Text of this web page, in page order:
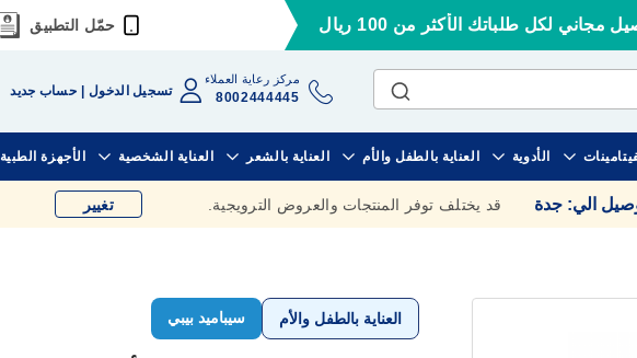
مجاني لكل طلباتك الأكثر من 100 ريال حمّل التطبيق
مركز رعاية العملاء
8002444445 تسجيل الدخول حساب جديد
الأدوية العناية بالطفل والأم العناية بالشعر العناية الشخصية الأجهزة الطبية
الي: جدة قد يختلف توفر المنتجات والعروض الترويجية. تغيير
العناية بالطفل والأم سيباميد بيبي